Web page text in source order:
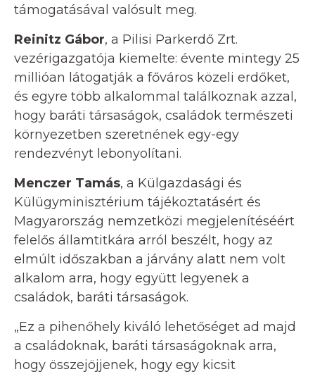
támogatásával valósult meg.
Reinitz Gábor, a Pilisi Parkerdő Zrt.
vezérigazgatója kiemelte: évente mintegy 25
millióan látogatják a főváros közeli erdőket,
és egyre több alkalommal találkoznak azzal,
hogy baráti társaságok, családok természeti
környezetben szeretnének egy-egy
rendezvényt lebonyolítani.
Menczer Tamás, a Külgazdasági és
Külügyminisztérium tájékoztatásért és
Magyarország nemzetközi megjelenítéséért
felelős államtitkára arról beszélt, hogy az
elmúlt időszakban a járvány alatt nem volt
alkalom arra, hogy együtt legyenek a
családok, baráti társaságok.
„Ez a pihenőhely kiváló lehetőséget ad majd
a családoknak, baráti társaságoknak arra,
hogy összejöjjenek, hogy egy kicsit